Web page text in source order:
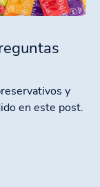
y
en este post.